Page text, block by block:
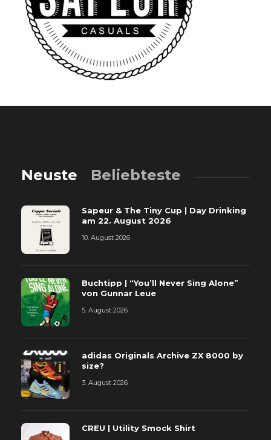
Neuste Beliebteste
Sapeur & The Tiny Cup | Day Drinking
am 22. August 2026
10. August 2026
Buchtipp | “You’ll Never Sing Alone”
von Gunnar Leue
5. August 2026
adidas Originals Archive ZX 8000 by
size?
3. August 2026
CREU | Utility Smock Shirt